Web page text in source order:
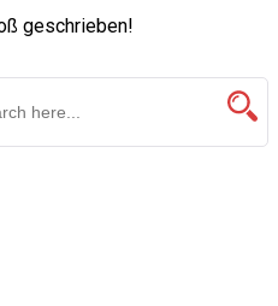
geschrieben!